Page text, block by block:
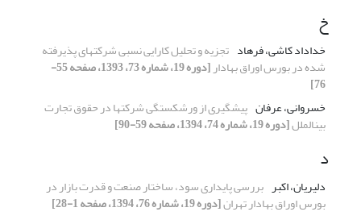
خ
خداداد کاشی، فرهاد تجزیه و تحلیل کارایی نسبی شرکتهای پذیرفته
شده در بورس اوراق بهادار [دوره 19، شماره 73، 1393، صفحه 55-
76]
خسروانی، عرفان پیشگیری از ورشکستگی شرکتها در حقوق تجارت
بینالملل[دوره 19، شماره 74، 1394، صفحه 59-90]
د
دلیریان، اکبر بررسی پایداری سود، ساختار صنعت و قدرت بازار در
بورس اوراق بهادار تهران[دوره 19، شماره 76، 1394، صفحه 1-28]